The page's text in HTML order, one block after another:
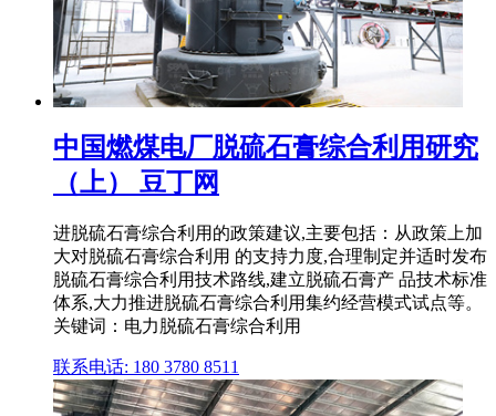
中国燃煤电厂脱硫石膏综合利用研究
（上） 豆丁网
进脱硫石膏综合利用的政策建议,主要包括：从政策上加
大对脱硫石膏综合利用 的支持力度,合理制定并适时发布
脱硫石膏综合利用技术路线,建立脱硫石膏产 品技术标准
体系,大力推进脱硫石膏综合利用集约经营模式试点等。
关键词：电力脱硫石膏综合利用
联系电话: 180 3780 8511